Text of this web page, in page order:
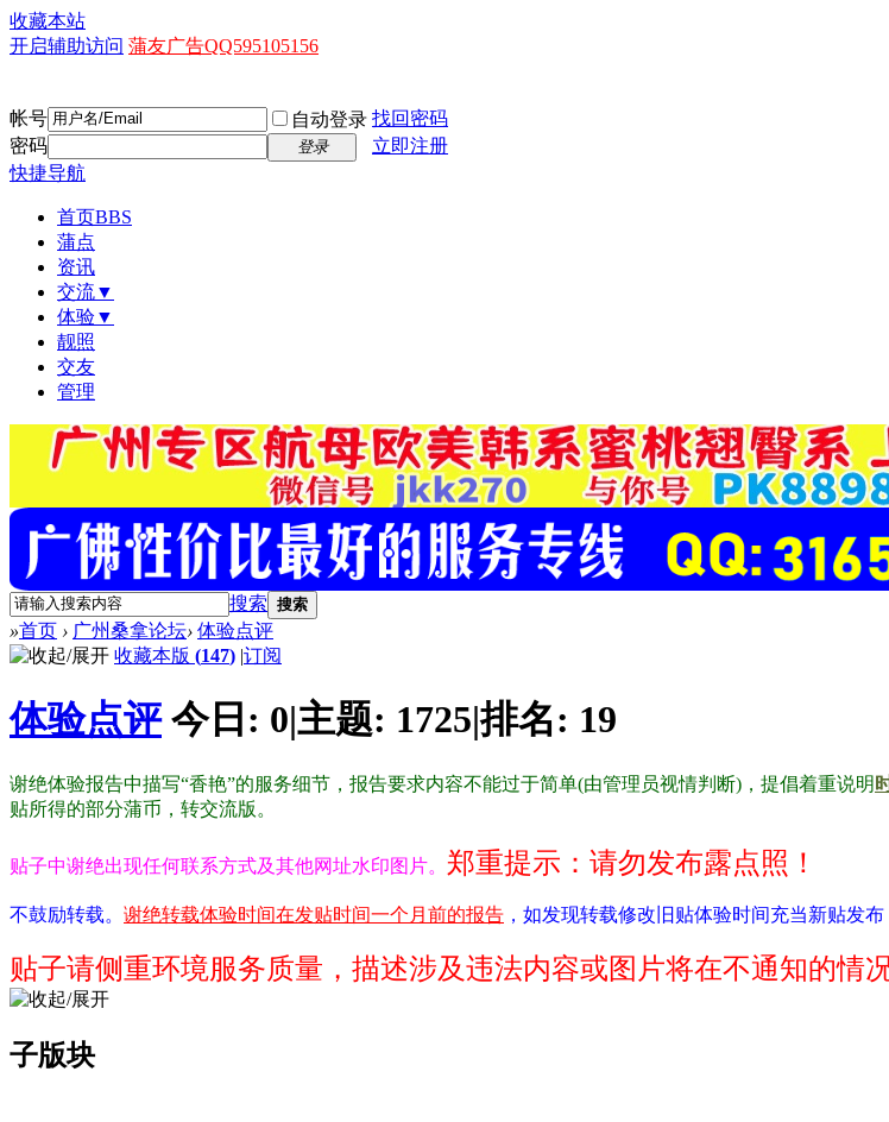
收藏本站
开启辅助访问 蒲友广告QQ595105156
帐号 自动登录 找回密码
密码
登录
立即注册
快捷导航
首页BBS
蒲点
资讯
交流▼
体验▼
靓照
交友
管理
搜索 搜索
»首页 › 广州桑拿论坛› 体验点评
收藏本版 (147) |订阅
体验点评 今日: 0|主题: 1725|排名: 19
谢绝体验报告中描写“香艳”的服务细节，报告要求内容不能过于简单(由管理员视情判断)，提倡着重说明
贴所得的部分蒲币，转交流版。
贴子中谢绝出现任何联系方式及其他网址水印图片。 郑重提示：请勿发布露点照！
不鼓励转载。 谢绝转载体验时间在发贴时间一个月前的报告 ，如发现转载修改旧贴体验时间充当新贴发
贴子请侧重环境服务质量，描述涉及违法内容或图片将在不通知的情
子版块